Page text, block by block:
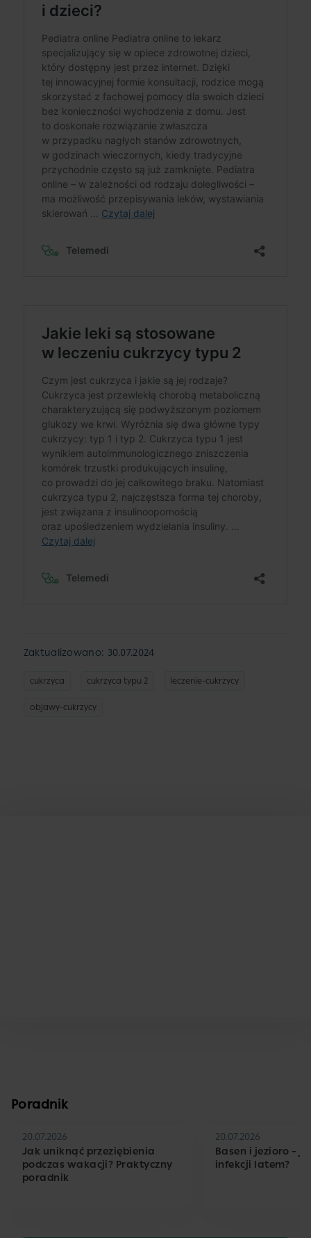
Zaktualizowano: 30.07.2024
cukrzyca cukrzyca typu 2 leczenie-cukrzycy
objawy-cukrzycy
Poradnik
20.07.2026
Jak uniknąć przeziębienia
podczas wakacji? Praktyczny
poradnik
20.07.2026
Basen i jezioro –
infekcji latem?